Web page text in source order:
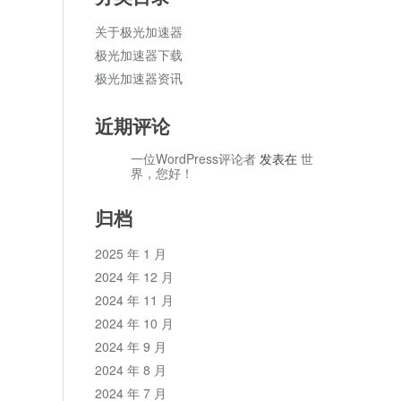
关于极光加速器
极光加速器下载
极光加速器资讯
近期评论
一位WordPress评论者 发表在 世
界，您好！
归档
2025 年 1 月
2024 年 12 月
2024 年 11 月
2024 年 10 月
2024 年 9 月
2024 年 8 月
2024 年 7 月